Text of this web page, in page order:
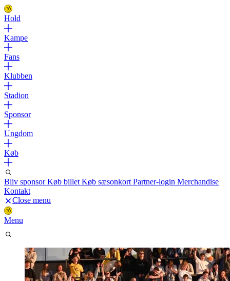
Hold
Kampe
Fans
Klubben
Stadion
Sponsor
Ungdom
Køb
Bliv sponsorKøb billet Køb sæsonkort Partner-login Merchandise
Kontakt
Close menu
Menu